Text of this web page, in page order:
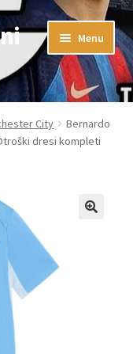
Menu
City
Bernardo
dresi kompleti